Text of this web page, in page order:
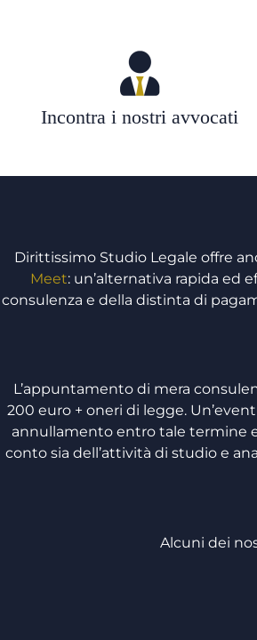
Incontra i nostri avvocati
Dirittissimo Studio Legale offre
Meet: un’alternativa rapida ed
consulenza e della distinta di
L’appuntamento di mera
200 euro + oneri di legge.
annullamento entro tale termine
conto sia dell’attività di studio e
Alcuni dei